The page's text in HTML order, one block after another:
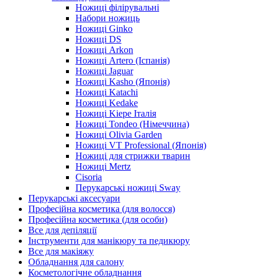
Ножиці філірувальні
Набори ножиць
Ножиці Ginko
Ножиці DS
Ножиці Arkon
Ножиці Artero (Іспанія)
Ножиці Jaguar
Ножиці Kasho (Японія)
Ножиці Katachi
Ножиці Kedake
Ножиці Kiepe Італія
Ножиці Tondeo (Німеччина)
Ножиці Olivia Garden
Ножиці VT Professional (Японія)
Ножиці для стрижки тварин
Ножиці Mertz
Cisoria
Перукарські ножиці Sway
Перукарські аксесуари
Професійна косметика (для волосся)
Професійна косметика (для особи)
Все для депіляції
Інструменти для манікюру та педикюру
Все для макіяжу
Обладнання для салону
Косметологічне обладнання